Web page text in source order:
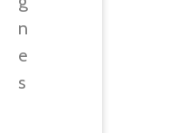
n
e
s